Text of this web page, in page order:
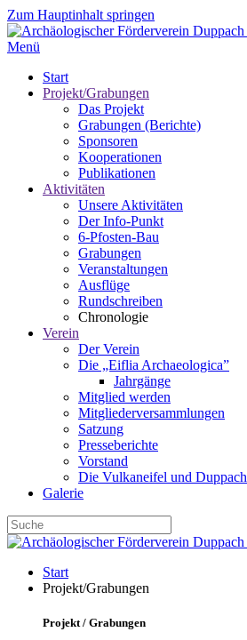
Zum Hauptinhalt springen
Menü
Start
Projekt/Grabungen
Das Projekt
Grabungen (Berichte)
Sponsoren
Kooperationen
Publikationen
Aktivitäten
Unsere Aktivitäten
Der Info-Punkt
6-Pfosten-Bau
Grabungen
Veranstaltungen
Ausflüge
Rundschreiben
Chronologie
Verein
Der Verein
Die „Eiflia Archaeologica”
Jahrgänge
Mitglied werden
Mitgliederversammlungen
Satzung
Presseberichte
Vorstand
Die Vulkaneifel und Duppach
Galerie
Start
Projekt/Grabungen
Projekt / Grabungen